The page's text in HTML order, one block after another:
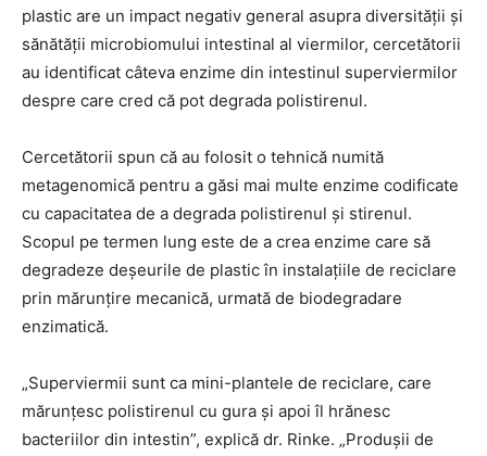
plastic are un impact negativ general asupra diversității și
sănătății microbiomului intestinal al viermilor, cercetătorii
au identificat câteva enzime din intestinul superviermilor
despre care cred că pot degrada polistirenul.
Cercetătorii spun că au folosit o tehnică numită
metagenomică pentru a găsi mai multe enzime codificate
cu capacitatea de a degrada polistirenul și stirenul.
Scopul pe termen lung este de a crea enzime care să
degradeze deșeurile de plastic în instalațiile de reciclare
prin mărunțire mecanică, urmată de biodegradare
enzimatică.
„Superviermii sunt ca mini-plantele de reciclare, care
mărunțesc polistirenul cu gura și apoi îl hrănesc
bacteriilor din intestin”, explică dr. Rinke. „Produșii de